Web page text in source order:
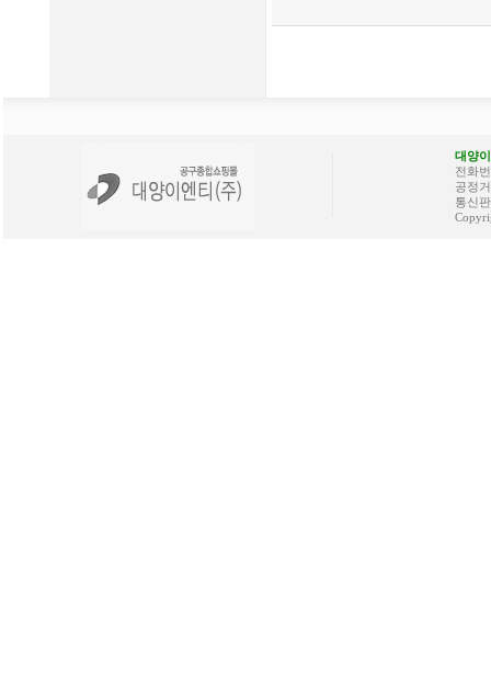
대양
전화
공정
통신